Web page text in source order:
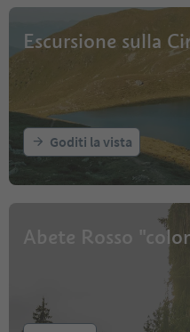
Escursione sulla
Goditi la vista
Abete Rosso